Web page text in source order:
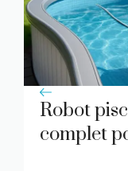
Robot
complet